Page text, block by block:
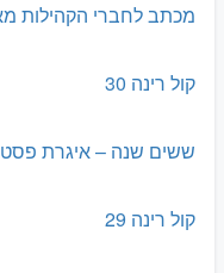
מכתב לחברי הקהילות
קול רינה 30
ששים שנה – איגרת
קול רינה 29